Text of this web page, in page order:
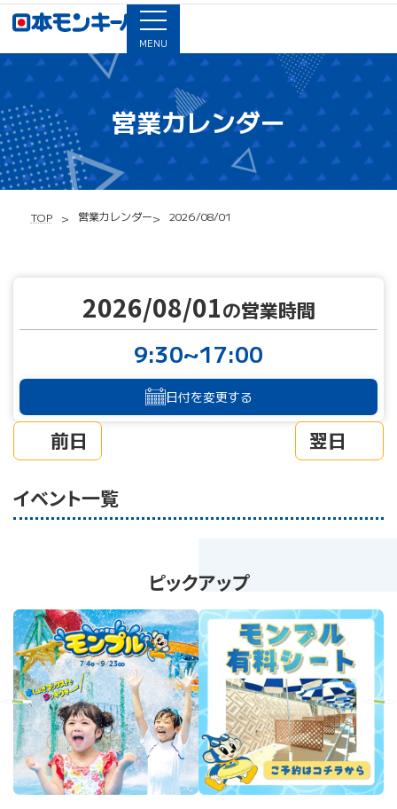
MENU
営業カレンダー
TOP 営業カレンダー 2026/08/01
前日
2026/08/01の営業時間
9:30~17:00
日付を変更する
翌日
イベント一覧
ピックアップ
Next